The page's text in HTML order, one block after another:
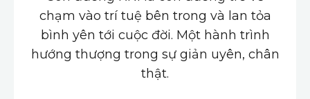
chạm vào trí tuệ bên trong và lan tỏa
bình yên tới cuộc đời. Một hành trình
hướng thượng trong sự giản uyên, chân
thật.